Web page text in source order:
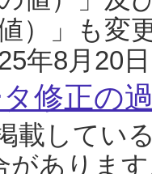
）」も変
年8月20日
修正の
載してい
がありま